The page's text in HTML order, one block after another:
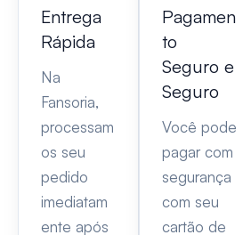
Entrega
Rápida
Na
Fansoria,
processam
os seu
pedido
imediatam
ente após
Pagamen
to
Seguro e
Seguro
Você pode
pagar com
segurança
com seu
cartão de